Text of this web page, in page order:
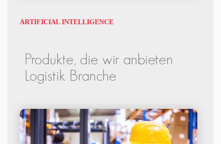
ARTIFICIAL INTELLIGENCE
Produkte, die wir anbieten
Logistik Branche